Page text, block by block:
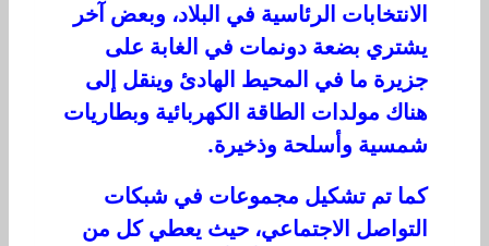
الانتخابات الرئاسية في البلاد، وبعض آخر
يشتري بضعة دونمات في الغابة على
جزيرة ما في المحيط الهادئ وينقل إلى
هناك مولدات الطاقة الكهربائية وبطاريات
شمسية وأسلحة وذخيرة.
كما تم تشكيل مجموعات في شبكات
التواصل الاجتماعي، حيث يعطي كل من